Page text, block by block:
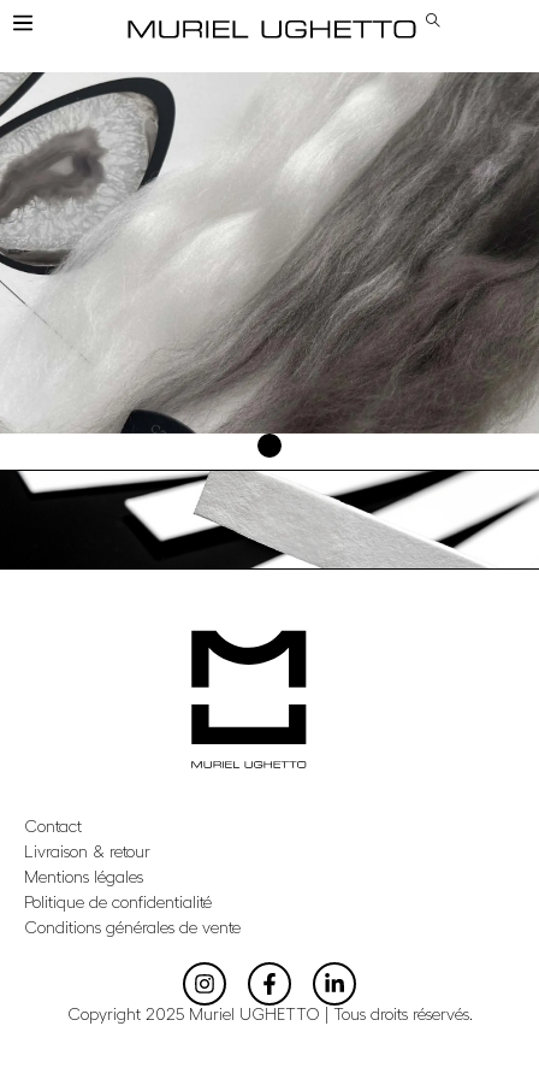
Contact
Livraison & retour
Mentions légales
Politique de confidentialité
Conditions générales de vente
Copyright 2025 Muriel UGHETTO | Tous droits réservés.